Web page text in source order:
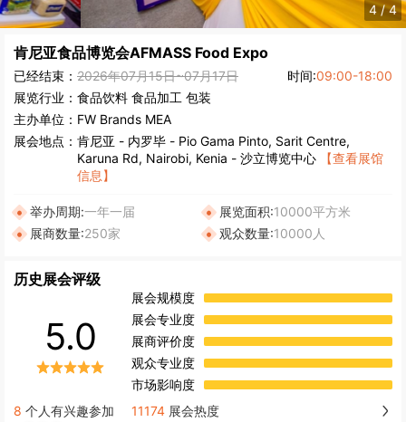
4/4
肯尼亚食品博览会AFMASS Food Expo
已经结束： 2026年07月15日~07月17日 时间:09:00-18:00
展览行业： 食品饮料 食品加工 包装
主办单位： FW Brands MEA
展会地点： 肯尼亚 - 内罗毕 - Pio Gama Pinto, Sarit Centre,
Karuna Rd, Nairobi, Kenia - 沙立博览中心
【查看展馆
信息】
举办周期:一年一届 展览面积:10000平方米
展商数量:250家 观众数量:10000人
历史展会评级
5.0
展会规模度
展会专业度
展商评价度
观众专业度
市场影响度
8 个人有兴趣参加 11174 展会热度